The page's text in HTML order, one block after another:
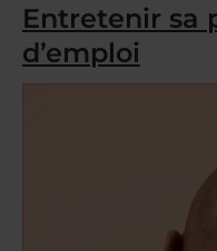
Entretenir sa
d’emploi